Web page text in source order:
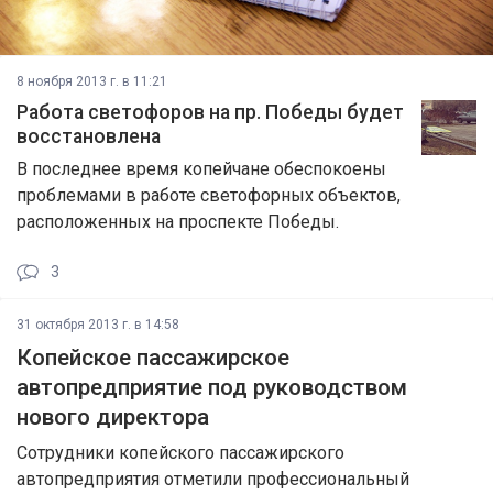
8 ноября 2013 г. в 11:21
Работа светофоров на пр. Победы будет
восстановлена
В последнее время копейчане обеспокоены
проблемами в работе светофорных объектов,
расположенных на проспекте Победы.
3
31 октября 2013 г. в 14:58
Копейское пассажирское
автопредприятие под руководством
нового директора
Сотрудники копейского пассажирского
автопредприятия отметили профессиональный